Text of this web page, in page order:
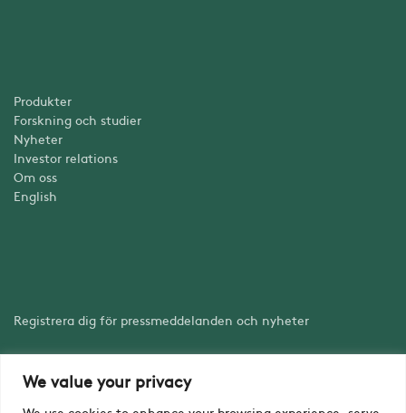
We value your privacy
Produkter
Forskning och studier
Nyheter
Investor relations
Om oss
English
Registrera dig för pressmeddelanden och nyheter
Registrera dig